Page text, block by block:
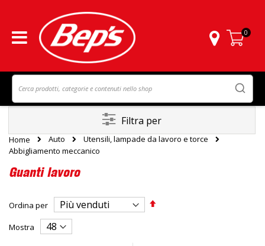
Carrello
0
Home Auto
Utensili, lampade da lavoro e torce
Abbigliamento meccanico
Guanti lavoro
Ordina per
Imposta
Mostra
Filtra per